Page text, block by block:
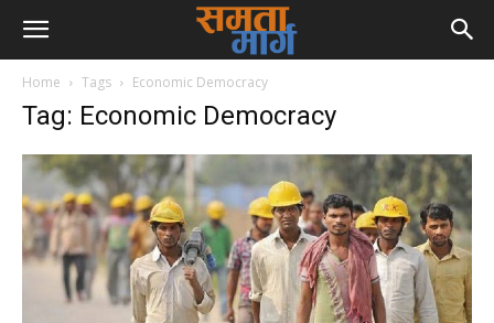
Home Tags Economic Democracy
Tag: Economic Democracy